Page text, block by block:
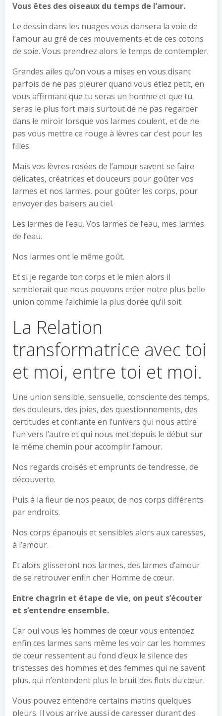
Vous êtes des oiseaux du temps de l’amour.
Le dessin dans les nuages vous dansera la voie de
l’amour au gré de ces mouvements et de ces cotons
de soie. Vous prendrez alors le temps de contempler.
Grandes ailes qu’on vous a mises en vous disant
parfois de ne pas pleurer quand vous étiez petit, en
vous affirmant que tu seras un homme et que tu
seras le plus fort mais surtout de ne pas regarder
dans le miroir lorsque vos larmes coulent, et de ne
pas vous mettre ce rouge à lèvres car c’est pour les
filles.
Mais vos lèvres rosées de l’amour savent se faire
délicates, créatrices et douceurs pour goûter vos
larmes et nos larmes, pour goûter les corps, pour
envoyer des baisers au ciel.
Les larmes de l’eau. Vos larmes de l’eau, mes larmes
de l’eau.
Nos larmes ont le même goût.
Et si je regarde ton corps et le mien alors il
semblerait que nous pouvons créer notre plus belle
union comme l’alchimie la plus dorée qu’il soit.
La Relation
transformatrice avec toi
et moi, entre toi et moi.
Une union sensible, sensuelle, consciente des temps,
des douleurs, des joies, des questionnements, des
certitudes et confiante en l’univers qui nous attire
l’un vers l’autre et qui nous met depuis le début sur
le même chemin pour accomplir l’amour.
Nos regards croisés et emprunts de tendresse, de
découverte.
Puis à la fleur de nos peaux, de nos corps différents
par endroits.
Nos corps épanouis et sensibles alors aux caresses,
à l’amour.
Et alors glisseront nos larmes, des larmes d’amour
de se retrouver enfin cher Homme de cœur.
Entre chagrin et étape de vie, on peut s’écouter
et s’entendre ensemble.
Car oui vous les hommes de cœur vous entendez
enfin ces larmes sans même les voir car les hommes
de cœur ressentent au fond d’eux le silence des
tristesses des hommes et des femmes qui ne savent
plus, qui n’entendent plus le bruit des flots du cœur.
Vous pouvez entendre certains matins quelques
pleurs. Il vous arrive aussi de caresser durant des